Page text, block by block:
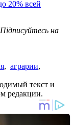
20% всей
на
, аграрии,
текст и
редакции.